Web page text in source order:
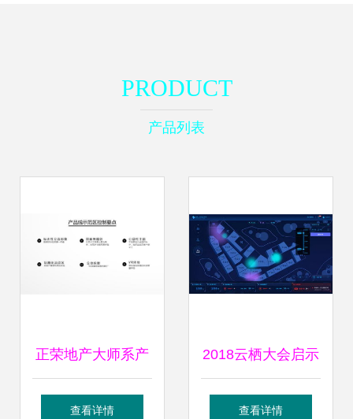
PRODUCT
产品列表
正荣地产大师系产
品设计要点控制手
查看详情
2018云栖大会启示
马云与锐捷的“新制
查看详情